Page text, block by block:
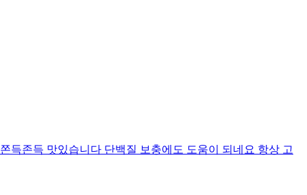
득존득 맛있습니다 단백질 보충에도 도움이 되네요 항상 고